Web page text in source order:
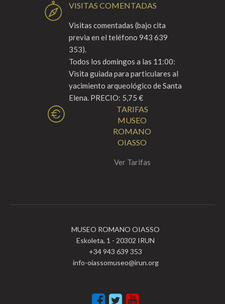
VISITAS COMENTADAS
Visitas comentadas (bajo cita
previa en el teléfono 943 639
353).
Todos los domingos a las 11:00:
Visita guiada para particulares al
yacimiento arqueológico de Santa
Elena. PRECIO: 5,75 €
TARIFAS
MUSEO
ROMANO
OIASSO
Ver Tarifas
MUSEO ROMANO OIASSO
Eskoleta, 1 - 20302 IRUN
+34 943 639 353
info-oiassomuseo@irun.org